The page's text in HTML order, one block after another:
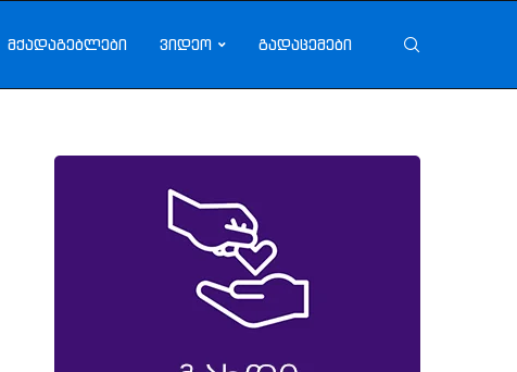
მქადაგებლები ვიდეო გადაცემები